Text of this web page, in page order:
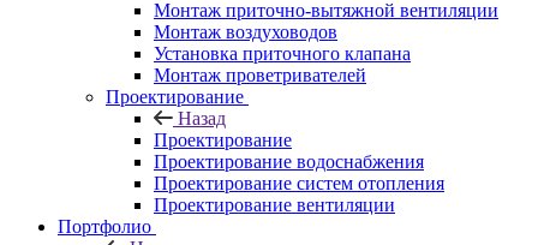
Монтаж приточно-вытяжной вентиляции
Монтаж воздуховодов
Установка приточного клапана
Монтаж проветривателей
Проектирование
Назад
Проектирование
Проектирование водоснабжения
Проектирование систем отопления
Проектирование вентиляции
Портфолио